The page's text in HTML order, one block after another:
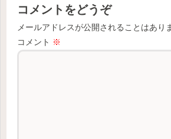
コメントをどうぞ
メールアドレスが公開されることはあり
コメント ※